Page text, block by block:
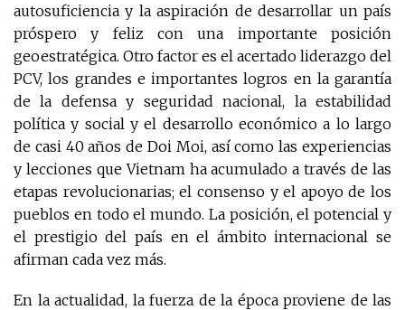
autosuficiencia y la aspiración de desarrollar un país
próspero y feliz con una importante posición
geoestratégica. Otro factor es el acertado liderazgo del
PCV, los grandes e importantes logros en la garantía
de la defensa y seguridad nacional, la estabilidad
política y social y el desarrollo económico a lo largo
de casi 40 años de Doi Moi, así como las experiencias
y lecciones que Vietnam ha acumulado a través de las
etapas revolucionarias; el consenso y el apoyo de los
pueblos en todo el mundo. La posición, el potencial y
el prestigio del país en el ámbito internacional se
afirman cada vez más.
En la actualidad, la fuerza de la época proviene de las